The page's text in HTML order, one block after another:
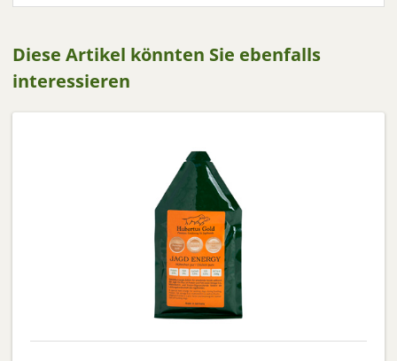
Diese Artikel könnten Sie ebenfalls
interessieren